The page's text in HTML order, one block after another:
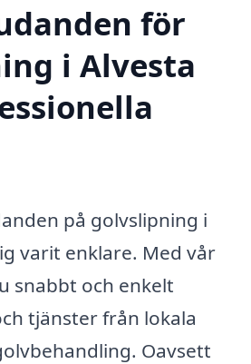
för
i Alvesta
på golvslipning i
varit enklare. Med vår
snabbt och enkelt
tjänster från lokala
Oavsett